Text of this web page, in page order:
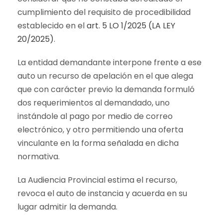
cumplimiento del requisito de procedibilidad
establecido en elart. 5 LO 1/2025 (LA LEY
20/2025).
La entidad demandante interpone frente a ese
auto un recurso de apelación en el que alega
que con carácter previo la demanda formuló
dos requerimientos al demandado, uno
instándole al pago por medio de correo
electrónico, y otro permitiendo una oferta
vinculante en la forma señalada en dicha
normativa.
La Audiencia Provincial estima el recurso,
revoca el auto de instancia y acuerda en su
lugar admitir la demanda.